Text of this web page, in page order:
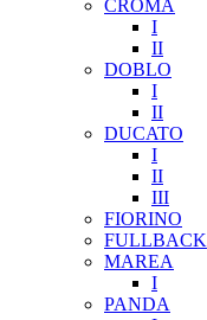
CROMA
I
II
DOBLO
I
II
DUCATO
I
II
III
FIORINO
FULLBACK
MAREA
I
PANDA